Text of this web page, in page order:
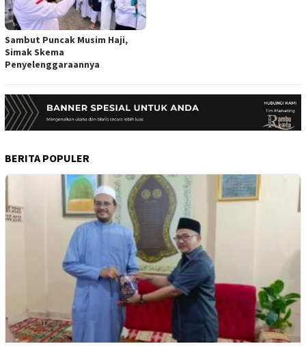
Sambut Puncak Musim Haji,
Simak Skema
Penyelenggaraannya
BERITA POPULER